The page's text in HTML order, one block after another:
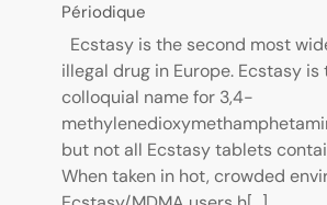
Périodique
Ecstasy is the second most
illegal drug in Europe. Ecstasy is
colloquial name for 3,4-
but not all Ecstasy tablets
When taken in hot, crowded